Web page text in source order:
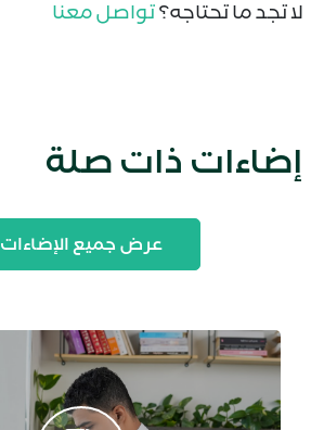
لا تجد ما تحتاجه؟ تواصل معنا
إضاءات ذات صلة
عرض جميع الإضاءات